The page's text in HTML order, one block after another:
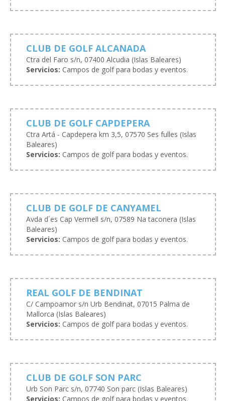
CLUB DE GOLF ALCANADA
Ctra del Faro s/n, 07400 Alcudia (Islas Baleares)
Servicios: Campos de golf para bodas y eventos.
CLUB DE GOLF CAPDEPERA
Ctra Artá - Capdepera km 3,5, 07570 Ses fulles (Islas
Baleares)
Servicios: Campos de golf para bodas y eventos.
CLUB DE GOLF DE CANYAMEL
Avda d´es Cap Vermell s/n, 07589 Na taconera (Islas
Baleares)
Servicios: Campos de golf para bodas y eventos.
REAL GOLF DE BENDINAT
C/ Campoamor s/n Urb Bendinat, 07015 Palma de
Mallorca (Islas Baleares)
Servicios: Campos de golf para bodas y eventos.
CLUB DE GOLF SON PARC
Urb Son Parc s/n, 07740 Son parc (Islas Baleares)
Servicios: Campos de golf para bodas y eventos.